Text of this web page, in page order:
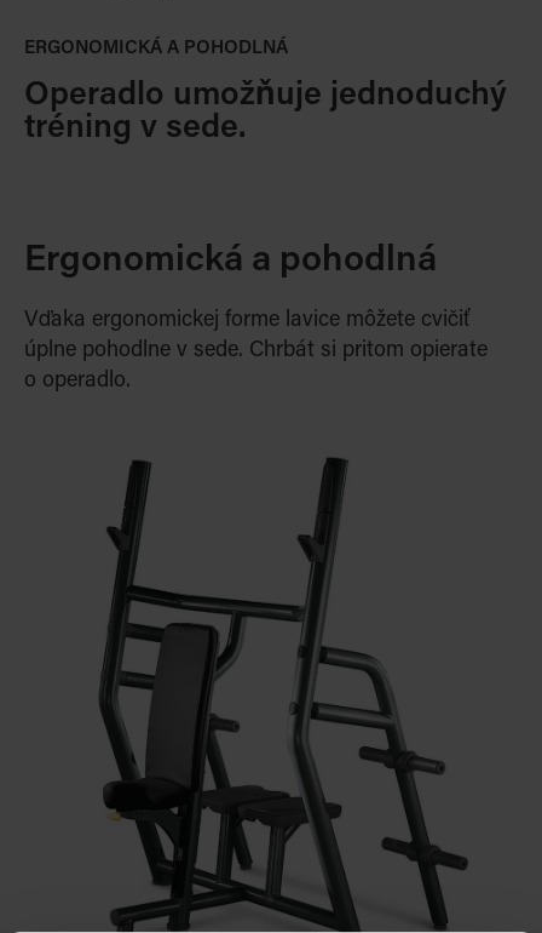
ERGONOMICKÁ A POHODLNÁ
Operadlo umožňuje jednoduchý
tréning v sede.
Ergonomická a pohodlná
Vďaka ergonomickej forme lavice môžete cvičiť
úplne pohodlne v sede. Chrbát si pritom opierate
o operadlo.